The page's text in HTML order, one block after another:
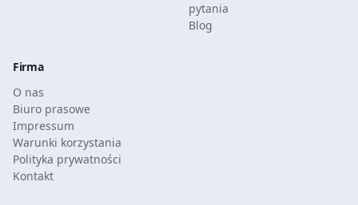
pytania
Blog
Firma
O nas
Biuro prasowe
Impressum
Warunki korzystania
Polityka prywatności
Kontakt